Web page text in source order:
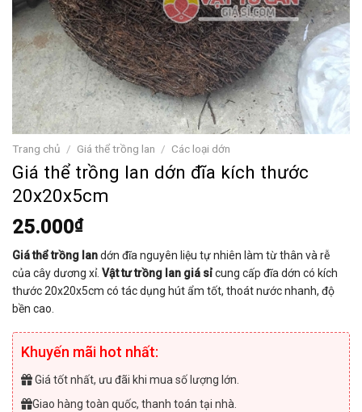
Trang chủ / Giá thể trồng lan / Các loại dớn
Giá thể trồng lan dớn đĩa kích thước
20x20x5cm
25.000₫
Giá thể trồng landớn đĩa nguyên liệu tự nhiên làm từ thân và rễ
của cây dương xỉ. Vật tư trồng lan giá sỉcung cấp đĩa dớn có kích
thước 20x20x5cm có tác dụng hút ẩm tốt, thoát nước nhanh, độ
bền cao.
Khuyến mãi hot nhất:
Giá tốt nhất, ưu đãi khi mua số lượng lớn.
Giao hàng toàn quốc, thanh toán tại nhà.